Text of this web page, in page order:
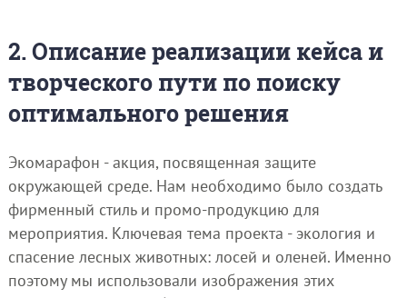
2. Описание реализации кейса и
творческого пути по поиску
оптимального решения
Экомарафон - акция, посвященная защите
окружающей среде. Нам необходимо было создать
фирменный стиль и промо-продукцию для
мероприятия. Ключевая тема проекта - экология и
спасение лесных животных: лосей и оленей. Именно
поэтому мы использовали изображения этих